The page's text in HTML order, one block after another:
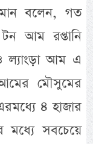
বলেন, গত
আম রপ্তানি
ল্যাংড়া আম এ
মৌসুমের
৪ হাজার
মধ্যে সবচেয়ে